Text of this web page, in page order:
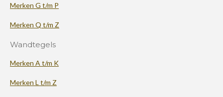
Merken G t/m P
Merken Q t/m Z
Wandtegels
Merken A t/m K
Merken L t/m Z